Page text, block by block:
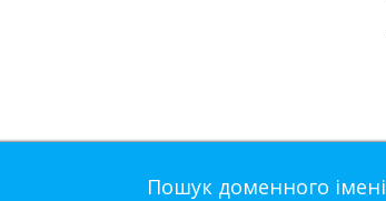
Пошук доменного імені